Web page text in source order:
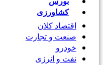
کشاورزی
اقتصاد کلان
صنعت و تجارت
خودرو
نفت و انرژی